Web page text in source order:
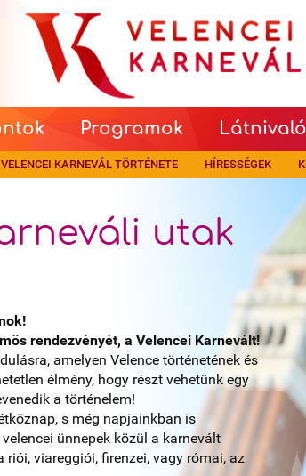
Programok
VELENCEI KARNEVÁL TÖRTÉNETE HÍRESSÉGEK
utak
rendezvényét, a Velencei Karnevált!
amelyen Velence történetének és
élmény, hogy részt vehetünk egy
a történelem!
s még napjainkban is
ünnepek közül a karnevált
viareggiói, firenzei, vagy római, az